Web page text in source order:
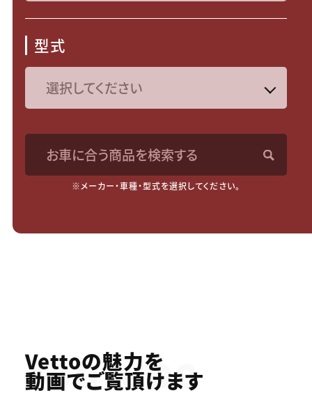
型式
お車に合う商品を検索する
※メーカー・車種・型式を選択してください。
Youtube
Vettoの魅力を
動画でご覧頂けます